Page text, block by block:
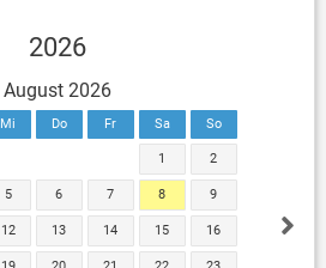
2026
August 2026
Mi Do Fr Sa So
1 2
5 6 7 8 9
12 13 14 15 16